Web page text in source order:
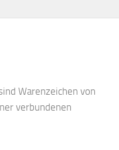
Warenzeichen von
verbundenen